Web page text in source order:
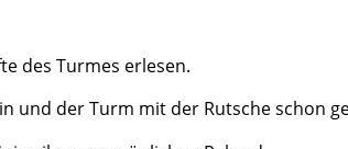
des Turmes erlesen.
und der Turm mit der Rutsche schon